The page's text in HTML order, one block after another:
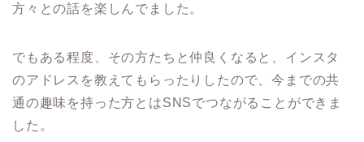
方々との話を楽しんでました。
でもある程度、その方たちと仲良くなると、インスタ
のアドレスを教えてもらったりしたので、今までの共
通の趣味を持った方とはSNSでつながることができま
した。